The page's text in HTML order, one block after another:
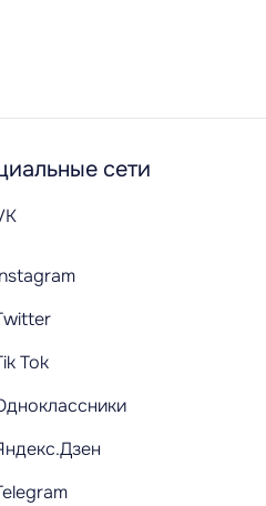
сети
Tok